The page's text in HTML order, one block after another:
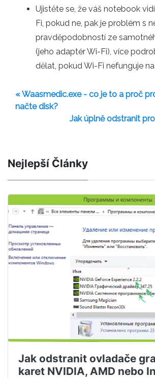
Ujistěte se, že váš notebook
Fi, pokud ne, pak je problém s
pravděpodobností ze
(jeho adaptér Wi-Fi), více
dělat, pokud Wi-Fi nefunguje
« Waasmedic.exe - co je to a proč
načte disk?
Jak úplně odstranit
Nejlepší Články
Jak odstranit ovladače
karet NVIDIA, AMD nebo